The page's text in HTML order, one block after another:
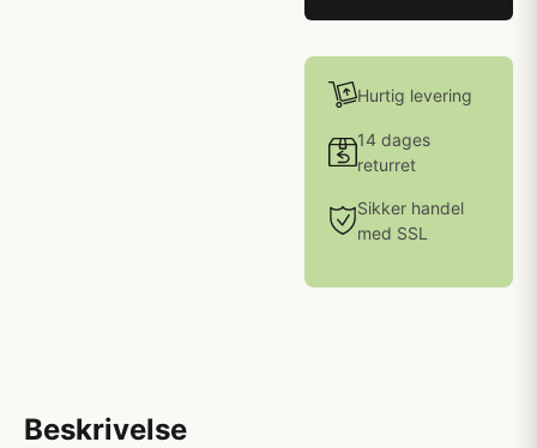
Hurtig levering
14 dages
returret
Sikker handel
med SSL
Beskrivelse